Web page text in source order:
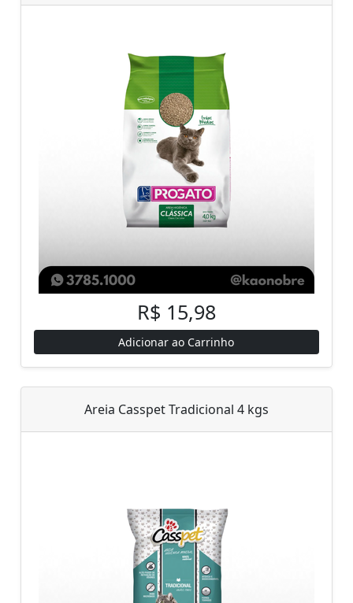
R$ 15,98
Adicionar ao Carrinho
Areia Casspet Tradicional 4 kgs